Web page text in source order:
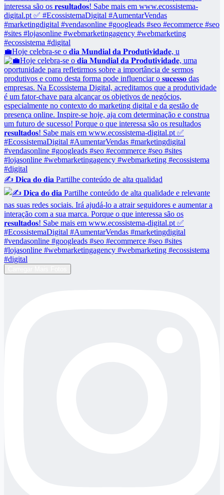
💼Hoje celebra-se o 𝐝𝐢𝐚 𝐌𝐮𝐧𝐝𝐢𝐚𝐥 𝐝𝐚 𝐏𝐫𝐨𝐝𝐮𝐭𝐢𝐯𝐢𝐝𝐚𝐝𝐞, u
✍️ 𝐃𝐢𝐜𝐚 𝐝𝐨 𝐝𝐢𝐚 Partilhe conteúdo de alta qualidad